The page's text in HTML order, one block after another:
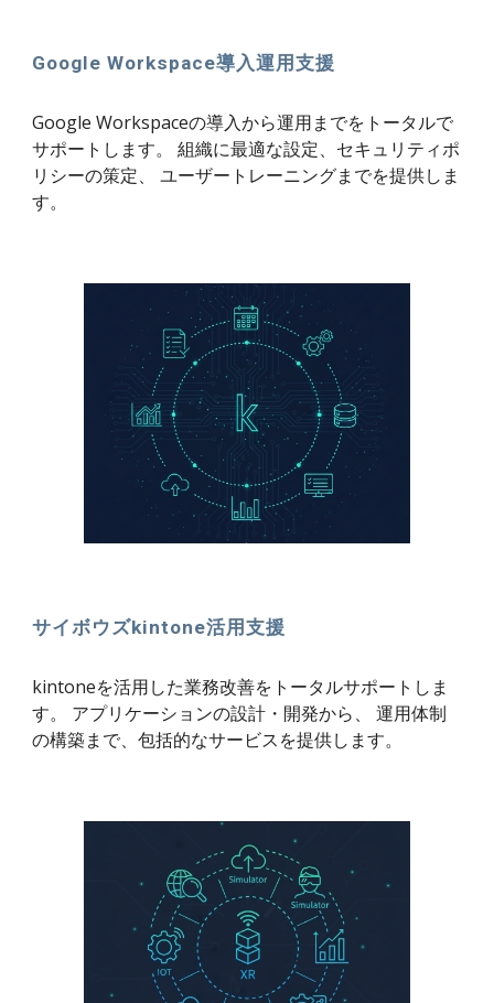
Google Workspace導入運用支援
Google Workspaceの導入から運用までをトータルで
サポートします。 組織に最適な設定、セキュリティポ
リシーの策定、 ユーザートレーニングまでを提供しま
す。
サイボウズkintone活用支援
kintoneを活用した業務改善をトータルサポートしま
す。 アプリケーションの設計・開発から、 運用体制
の構築まで、包括的なサービスを提供します。